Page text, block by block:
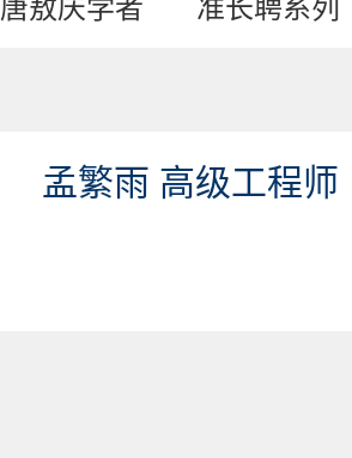
唐敖庆学者 准长聘系列
孟繁雨 高级工程师